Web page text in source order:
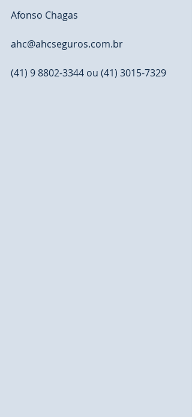
Afonso Chagas
ahc@ahcseguros.com.br
(41) 9 8802-3344 ou (41) 3015-7329